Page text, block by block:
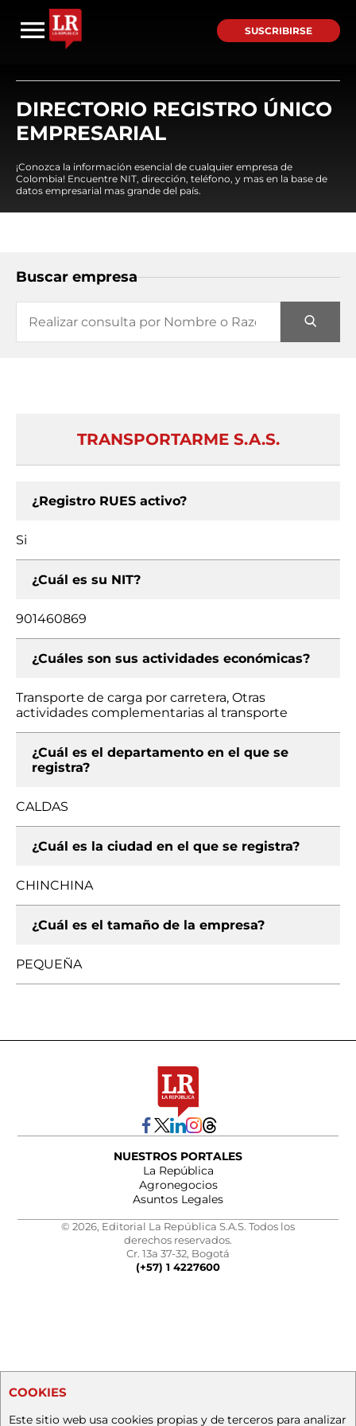
SUSCRIBIRSE
DIRECTORIO REGISTRO ÚNICO
EMPRESARIAL
¡Conozca la información esencial de cualquier empresa de
Colombia! Encuentre NIT, dirección, teléfono, y mas en la base de
datos empresarial mas grande del país.
Buscar empresa
TRANSPORTARME S.A.S.
¿Registro RUES activo?
Si
¿Cuál es su NIT?
901460869
¿Cuáles son sus actividades económicas?
Transporte de carga por carretera, Otras
actividades complementarias al transporte
¿Cuál es el departamento en el que se
registra?
CALDAS
¿Cuál es la ciudad en el que se registra?
CHINCHINA
¿Cuál es el tamaño de la empresa?
PEQUEÑA
NUESTROS PORTALES
La República
Agronegocios
Asuntos Legales
© 2026, Editorial La República S.A.S. Todos los
derechos reservados.
Cr. 13a 37-32, Bogotá
(+57) 1 4227600
COOKIES
Este sitio web usa cookies propias y de terceros para analizar